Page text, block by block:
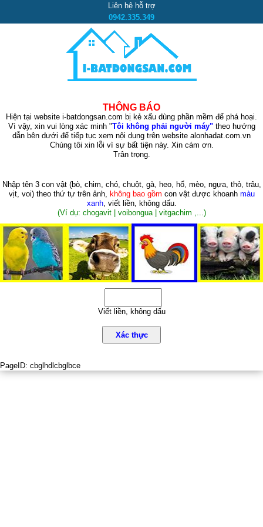
Liên hệ hỗ trợ
0942.335.349
THÔNG BÁO
Hiện tại website i-batdongsan.com bị kẻ xấu dùng phần mềm để phá hoại.
Vì vậy, xin vui lòng xác minh "Tôi không phải người máy"theo hướng
dẫn bên dưới để tiếp tục xem nội dung trên website alonhadat.com.vn
Chúng tôi xin lỗi vì sự bất tiện này. Xin cám ơn.
Trân trọng.
Nhập tên 3 con vật (bò, chim, chó, chuột, gà, heo, hổ, mèo, ngựa, thỏ, trâu,
vịt, voi)theo thứ tự trên ảnh, không bao gồm con vật được khoanh màu
xanh, viết liền, không dấu.
(Ví dụ: chogavit | voibongua | vitgachim ,...)
Viết liền, không dấu
Xác thực
PageID: cbglhdlcbglbce